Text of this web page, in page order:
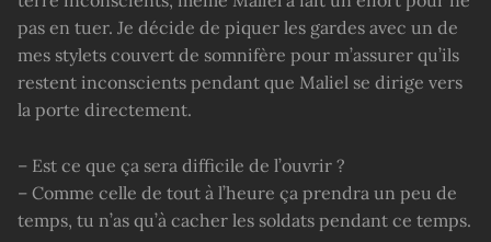
pas en tuer. Je décide de piquer les gardes avec un de
mes stylets couvert de somnifère pour m’assurer qu’ils
restent inconscients pendant que Maliel se dirige vers
la porte directement.
– Est ce que ça sera difficile de l’ouvrir ?
– Comme celle de tout à l’heure ça prendra un peu de
temps, tu n’as qu’à cacher les soldats pendant ce temps.